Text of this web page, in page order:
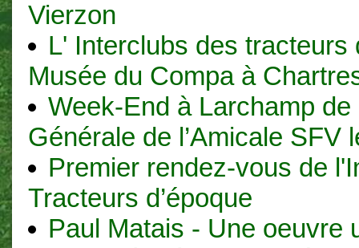
Vierzon
L' Interclubs des tracteurs
Musée du Compa à
Week-End à Larchamp de
Générale de l’Amicale SFV
Premier rendez-vous de
Tracteurs d’époque
Paul Matais - Une oeuvre